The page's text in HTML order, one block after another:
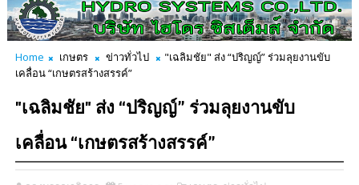
Home เกษตร ข่าวทั่วไป
"เฉลิมชัย" ส่ง “ปริญญ์” ร่วมลุยงานขับ
เคลื่อน “เกษตรสร้างสรรค์”
"เฉลิมชัย" ส่ง “ปริญญ์” ร่วมลุยงานขับ
เคลื่อน “เกษตรสร้างสรรค์”